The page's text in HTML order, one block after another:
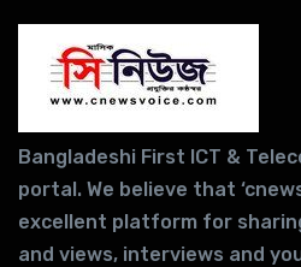
Bangladeshi First ICT &
portal. We believe that
excellent platform for
and views, interviews and